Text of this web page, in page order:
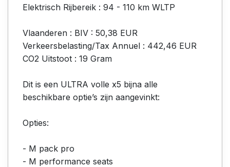
Elektrisch Rijbereik : 94 - 110 km WLTP
Vlaanderen : BIV : 50,38 EUR
Verkeersbelasting/Tax Annuel : 442,46 EUR
CO2 Uitstoot : 19 Gram
Dit is een ULTRA volle x5 bijna alle
beschikbare optie’s zijn aangevinkt:
Opties:
- M pack pro
- M performance seats